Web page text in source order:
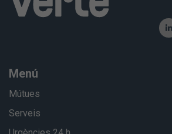
Menú
Mútues
Serveis